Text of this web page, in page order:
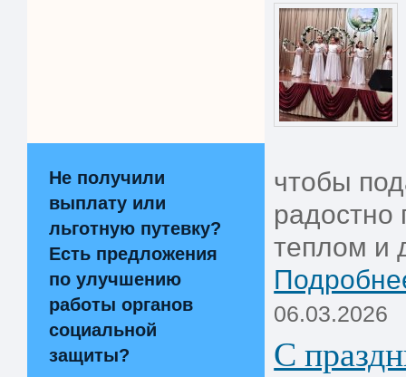
Не получили
выплату или
льготную путевку?
Есть предложения
по улучшению
работы органов
социальной
защиты?
чтобы
радостно
теплом и
06.03.2026
С